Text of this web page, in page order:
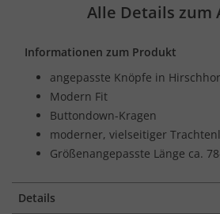
Alle Details zum
Informationen zum Produkt
angepasste Knöpfe in
Modern Fit
Buttondown-Kragen
moderner, vielseitiger
Größenangepasste Länge ca.
Details